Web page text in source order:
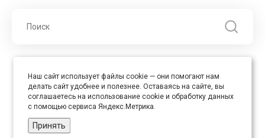
права защищены
Юр. адрес : 105005, г. Москва, ул. Бауманская, д.20, стр. 3
Наш сайт использует файлы cookie — они помогают нам
делать сайт удобнее и полезнее. Оставаясь на сайте, вы
соглашаетесь на использование cookie и обработку данных
с помощью сервиса Яндекс.Метрика.
Принять